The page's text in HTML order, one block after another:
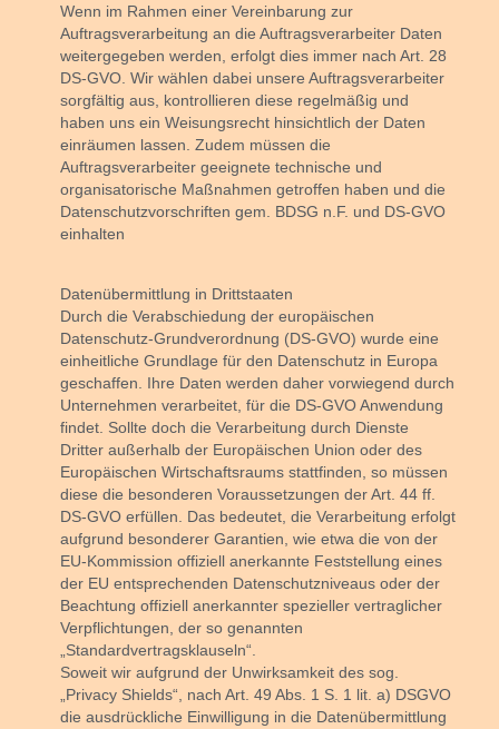
Wenn im Rahmen einer Vereinbarung zur
Auftragsverarbeitung an die Auftragsverarbeiter Daten
weitergegeben werden, erfolgt dies immer nach Art. 28
DS-GVO. Wir wählen dabei unsere Auftragsverarbeiter
sorgfältig aus, kontrollieren diese regelmäßig und
haben uns ein Weisungsrecht hinsichtlich der Daten
einräumen lassen. Zudem müssen die
Auftragsverarbeiter geeignete technische und
organisatorische Maßnahmen getroffen haben und die
Datenschutzvorschriften gem. BDSG n.F. und DS-GVO
einhalten
Datenübermittlung in Drittstaaten
Durch die Verabschiedung der europäischen
Datenschutz-Grundverordnung (DS-GVO) wurde eine
einheitliche Grundlage für den Datenschutz in Europa
geschaffen. Ihre Daten werden daher vorwiegend durch
Unternehmen verarbeitet, für die DS-GVO Anwendung
findet. Sollte doch die Verarbeitung durch Dienste
Dritter außerhalb der Europäischen Union oder des
Europäischen Wirtschaftsraums stattfinden, so müssen
diese die besonderen Voraussetzungen der Art. 44 ff.
DS-GVO erfüllen. Das bedeutet, die Verarbeitung erfolgt
aufgrund besonderer Garantien, wie etwa die von der
EU-Kommission offiziell anerkannte Feststellung eines
der EU entsprechenden Datenschutzniveaus oder der
Beachtung offiziell anerkannter spezieller vertraglicher
Verpflichtungen, der so genannten
„Standardvertragsklauseln“.
Soweit wir aufgrund der Unwirksamkeit des sog.
„Privacy Shields“, nach Art. 49 Abs. 1 S. 1 lit. a) DSGVO
die ausdrückliche Einwilligung in die Datenübermittlung